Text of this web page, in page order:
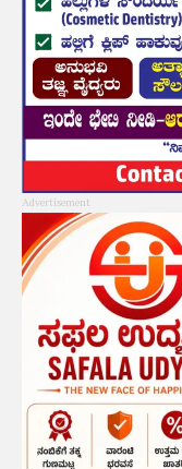
Advertisement